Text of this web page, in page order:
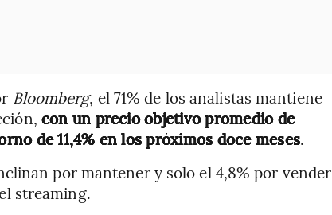
Bloomberg, el 71% de los analistas mantiene
con un precio objetivo promedio de
de 11,4% en los próximos doce meses.
por mantener y solo el 4,8% por vender
streaming.